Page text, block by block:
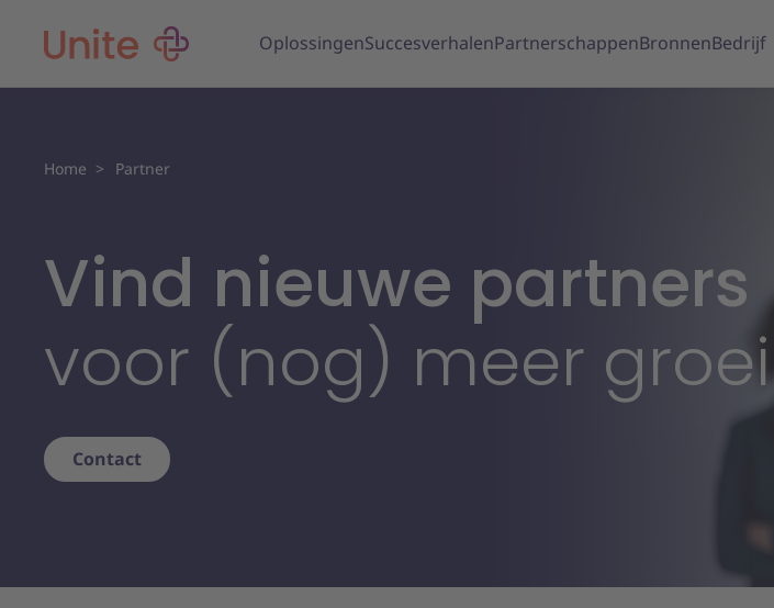
OplossingenSuccesverhalenPartnerschappenBronnenBedrijf
Home Partner
Vind nieuwe partners
voor (nog) meer groei
Contact